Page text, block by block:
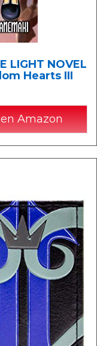
LIGHT NOVEL
Hearts III
Amazon